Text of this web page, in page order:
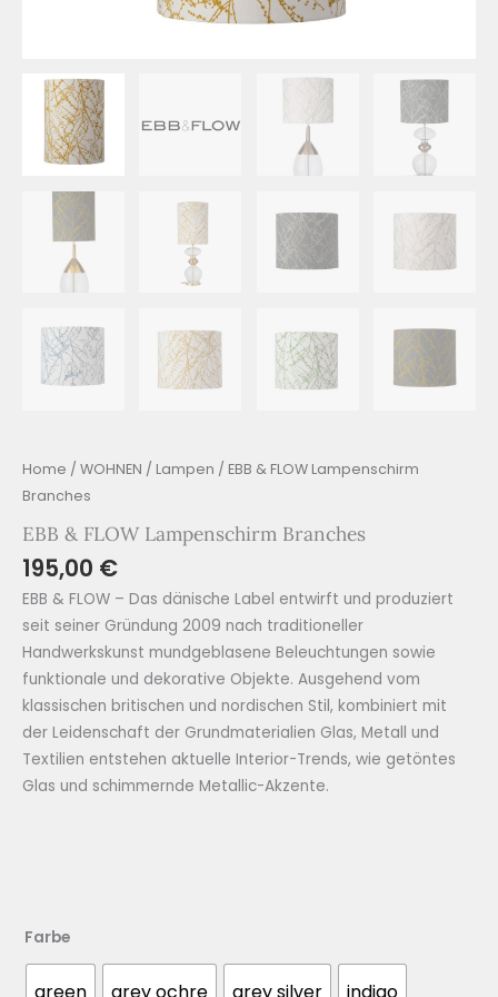
Home / WOHNEN / Lampen / EBB & FLOW Lampenschirm
Branches
EBB & FLOW Lampenschirm Branches
195,00 €
EBB & FLOW – Das dänische Label entwirft und produziert
seit seiner Gründung 2009 nach traditioneller
Handwerkskunst mundgeblasene Beleuchtungen sowie
funktionale und dekorative Objekte. Ausgehend vom
klassischen britischen und nordischen Stil, kombiniert mit
der Leidenschaft der Grundmaterialien Glas, Metall und
Textilien entstehen aktuelle Interior-Trends, wie getöntes
Glas und schimmernde Metallic-Akzente.
Farbe